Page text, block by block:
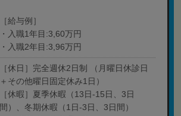
［給与例］
・入職1年目:3,60万円
・入職2年目:3,96万円
［休日］完全週休2日制 （月曜日休診日
＋その他曜日固定休み1日）
［休暇］夏季休暇（13日-15日、3日
間）、冬期休暇（1日-3日、3日間）